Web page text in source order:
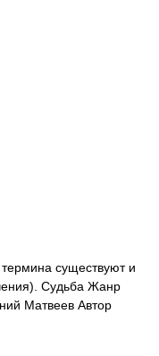
существуют и
Судьба Жанр
Матвеев Автор